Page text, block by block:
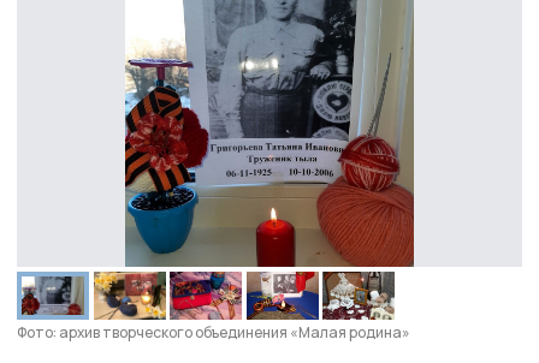
Фото: архив творческого объединения «Малая родина»